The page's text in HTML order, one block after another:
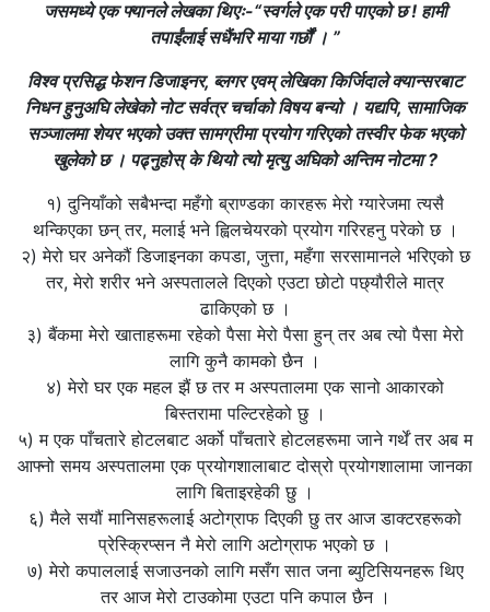
जसमध्ये एक फ्यानले लेखका थिएः-“स्वर्गले एक परी पाएको छ ! हामी
तपाईंलाई सधैंभरि माया गर्छौं । ”
विश्व प्रसिद्ध फेशन डिजाइनर, ब्लगर एवम् लेखिका किर्जिदाले क्यान्सरबाट
निधन हुनुअघि लेखेको नोट सर्वत्र चर्चाको विषय बन्यो । यद्यपि, सामाजिक
सञ्जालमा शेयर भएको उक्त सामग्रीमा प्रयोग गरिएको तस्वीर फेक भएको
खुलेको छ । पढ्नुहोस् के थियो त्यो मृत्यु अघिको अन्तिम नोटमा ?
१) दुनियाँको सबैभन्दा महँगो ब्राण्डका कारहरू मेरो ग्यारेजमा त्यसै
थन्किएका छन् तर, मलाई भने ह्विलचेयरको प्रयोग गरिरहनु परेको छ ।
२) मेरो घर अनेकौं डिजाइनका कपडा, जुत्ता, महँगा सरसामानले भरिएको छ
तर, मेरो शरीर भने अस्पतालले दिएको एउटा छोटो पछ्यौरीले मात्र
ढाकिएको छ ।
३) बैंकमा मेरो खाताहरूमा रहेको पैसा मेरो पैसा हुन् तर अब त्यो पैसा मेरो
लागि कुनै कामको छैन ।
४) मेरो घर एक महल झैं छ तर म अस्पतालमा एक सानो आकारको
बिस्तरामा पल्टिरहेको छु ।
५) म एक पाँचतारे होटलबाट अर्को पाँचतारे होटलहरूमा जाने गर्थें तर अब म
आफ्नो समय अस्पतालमा एक प्रयोगशालाबाट दोस्रो प्रयोगशालामा जानका
लागि बिताइरहेकी छु ।
६) मैले सयौं मानिसहरूलाई अटोग्राफ दिएकी छु तर आज डाक्टरहरूको
प्रेस्क्रिप्सन नै मेरो लागि अटोग्राफ भएको छ ।
७) मेरो कपाललाई सजाउनको लागि मसँग सात जना ब्युटिसियनहरू थिए
तर आज मेरो टाउकोमा एउटा पनि कपाल छैन ।